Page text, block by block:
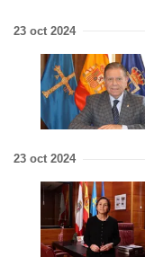
23 oct 2024
23 oct 2024